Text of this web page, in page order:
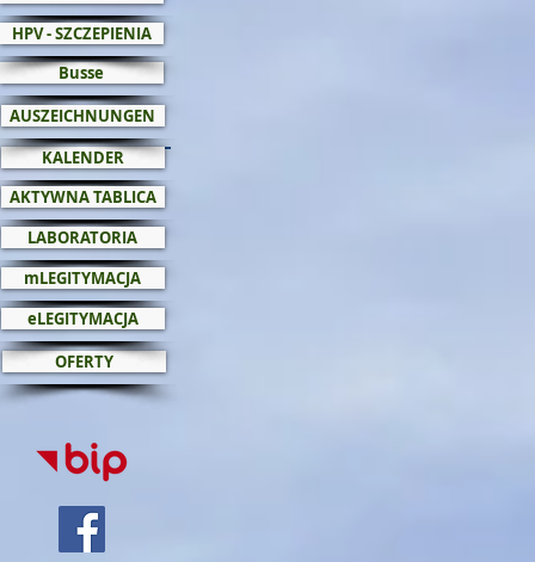
KALENDER
Busse
AUSZEICHNUNGEN
AKTYWNA TABLICA
OFERTY
HPV - SZCZEPIENIA
LABORATORIA
mLEGITYMACJA
eLEGITYMACJA